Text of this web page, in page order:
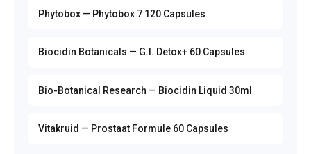
Phytobox — Phytobox 7 120 Capsules
Biocidin Botanicals — G.I. Detox+ 60 Capsules
Bio-Botanical Research — Biocidin Liquid 30ml
Vitakruid — Prostaat Formule 60 Capsules